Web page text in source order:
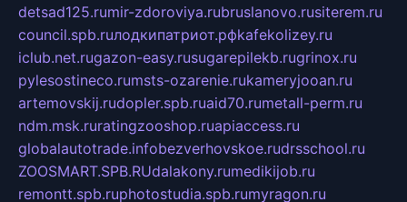
detsad125.rumir-zdoroviya.rubruslanovo.rusiterem.ru
council.spb.ruлодкипатриот.рфkafekolizey.ru
iclub.net.rugazon-easy.rusugarepilekb.rugrinox.ru
pylesostineco.rumsts-ozarenie.rukameryjooan.ru
artemovskij.rudopler.spb.ruaid70.rumetall-perm.ru
ndm.msk.ruratingzooshop.ruapiaccess.ru
globalautotrade.infobezverhovskoe.rudrsschool.ru
ZOOSMART.SPB.RUdalakony.rumedikijob.ru
remontt.spb.ruphotostudia.spb.rumyragon.ru